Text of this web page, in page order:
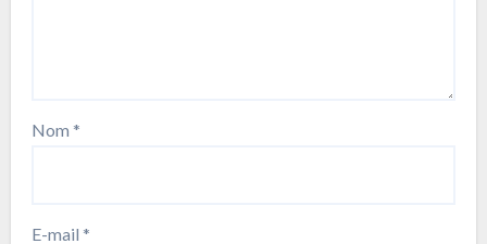
Nom *
E-mail *